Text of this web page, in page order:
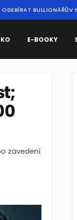
ODEBÍRAT BULLIONÁŘŮV
E-BOOKY
zavedení